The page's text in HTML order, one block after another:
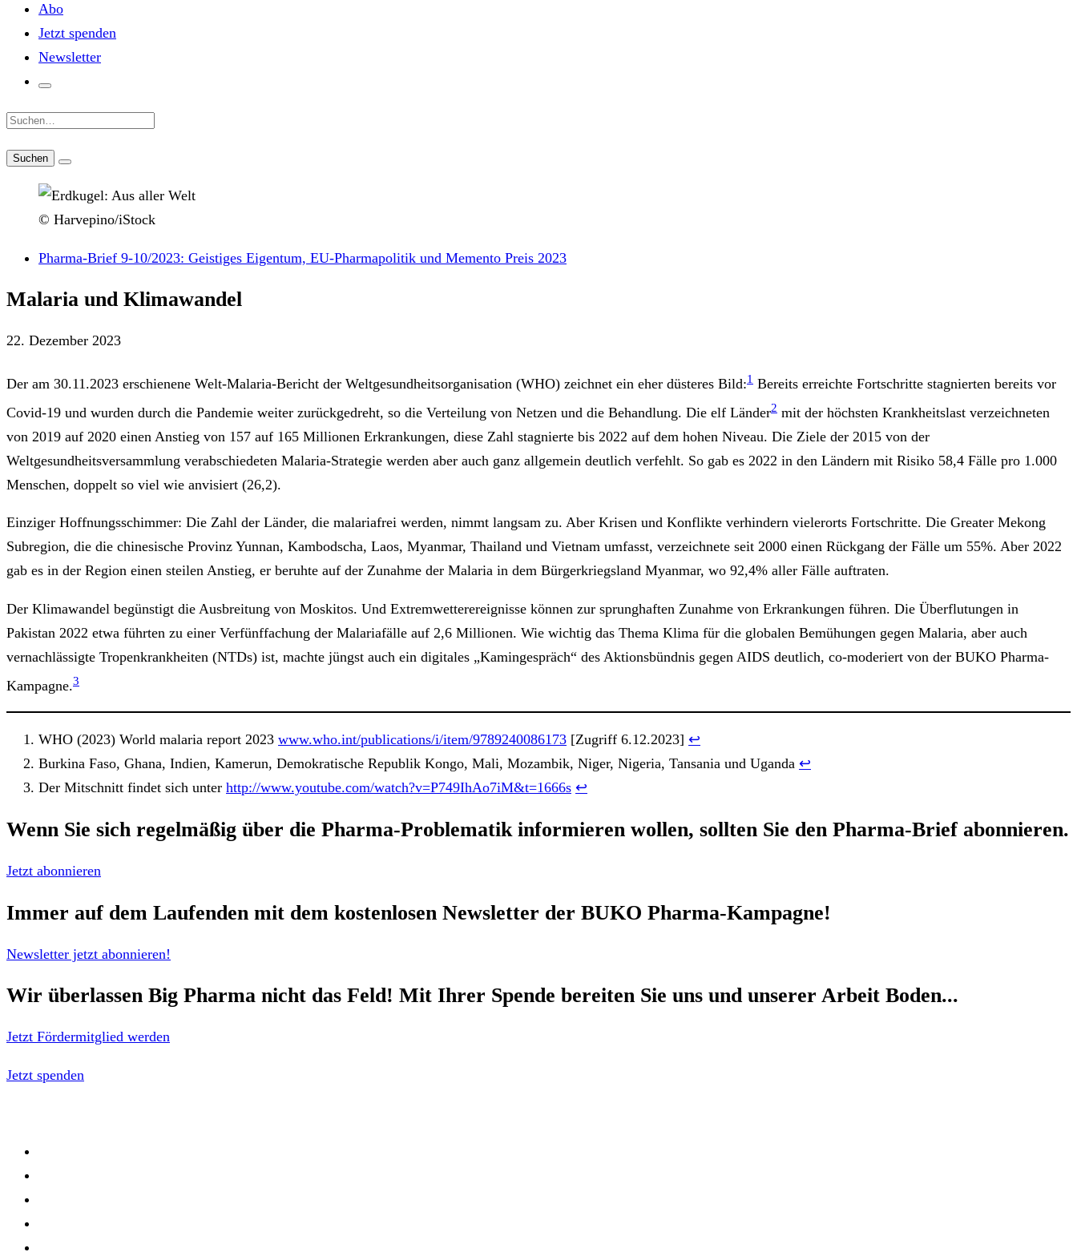
Abo
Jetzt spenden
Newsletter
Suche:
© Harvepino/iStock
Pharma-Brief 9-10/2023: Geistiges Eigentum, EU-Pharmapolitik und Memento Preis 2023
Malaria und Klimawandel
22. Dezember 2023
Der am 30.11.2023 erschienene Welt-Malaria-Bericht der Weltgesundheitsorganisation (WHO) zeichnet ein eher düsteres Bild:1 Bereits erreichte Fortschritte stagnierten bereits vor
Covid-19 und wurden durch die Pandemie weiter zurückgedreht, so die Verteilung von Netzen und die Behandlung. Die elf Länder2 mit der höchsten Krankheitslast verzeichneten
von 2019 auf 2020 einen Anstieg von 157 auf 165 Millionen Erkrankungen, diese Zahl stagnierte bis 2022 auf dem hohen Niveau. Die Ziele der 2015 von der
Weltgesundheitsversammlung verabschiedeten Malaria-Strategie werden aber auch ganz allgemein deutlich verfehlt. So gab es 2022 in den Ländern mit Risiko 58,4 Fälle pro 1.000
Menschen, doppelt so viel wie anvisiert (26,2).
Einziger Hoffnungsschimmer: Die Zahl der Länder, die malariafrei werden, nimmt langsam zu. Aber Krisen und Konflikte verhindern vielerorts Fortschritte. Die Greater Mekong
Subregion, die die chinesische Provinz Yunnan, Kambodscha, Laos, Myanmar, Thailand und Vietnam umfasst, verzeichnete seit 2000 einen Rückgang der Fälle um 55%. Aber 2022
gab es in der Region einen steilen Anstieg, er beruhte auf der Zunahme der Malaria in dem Bürgerkriegsland Myanmar, wo 92,4% aller Fälle auftraten.
Der Klimawandel begünstigt die Ausbreitung von Moskitos. Und Extremwetterereignisse können zur sprunghaften Zunahme von Erkrankungen führen. Die Überflutungen in
Pakistan 2022 etwa führten zu einer Verfünffachung der Malariafälle auf 2,6 Millionen. Wie wichtig das Thema Klima für die globalen Bemühungen gegen Malaria, aber auch
vernachlässigte Tropenkrankheiten (NTDs) ist, machte jüngst auch ein digitales „Kamingespräch“ des Aktionsbündnis gegen AIDS deutlich, co-moderiert von der BUKO Pharma-
Kampagne.3
WHO (2023) World malaria report 2023 www.who.int/publications/i/item/9789240086173 [Zugriff 6.12.2023] ↩︎
Burkina Faso, Ghana, Indien, Kamerun, Demokratische Republik Kongo, Mali, Mozambik, Niger, Nigeria, Tansania und Uganda ↩︎
Der Mitschnitt findet sich unter http://www.youtube.com/watch?v=P749IhAo7iM&t=1666s ↩︎
Wenn Sie sich regelmäßig über die Pharma-Problematik informieren wollen, sollten Sie den Pharma-Brief abonnieren.
Jetzt abonnieren
Immer auf dem Laufenden mit dem kostenlosen Newsletter der BUKO Pharma-Kampagne!
Newsletter jetzt abonnieren!
Wir überlassen Big Pharma nicht das Feld! Mit Ihrer Spende bereiten Sie uns und unserer Arbeit Boden...
Jetzt Fördermitglied werden
Jetzt spenden